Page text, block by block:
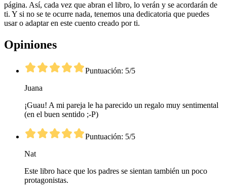
página. Así, cada vez que abran el libro, lo verán y se acordarán de
ti. Y si no se te ocurre nada, tenemos una dedicatoria que puedes
usar o adaptar en este cuento creado por ti.
Opiniones
Puntuación: 5/5
Juana
¡Guau! A mi pareja le ha parecido un regalo muy sentimental
(en el buen sentido ;-P)
Puntuación: 5/5
Nat
Este libro hace que los padres se sientan también un poco
protagonistas.